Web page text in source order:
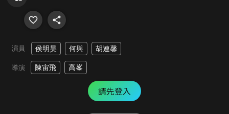
演員 侯明昊 何與 胡連馨
導演 陳宙飛 高峯
請先登入